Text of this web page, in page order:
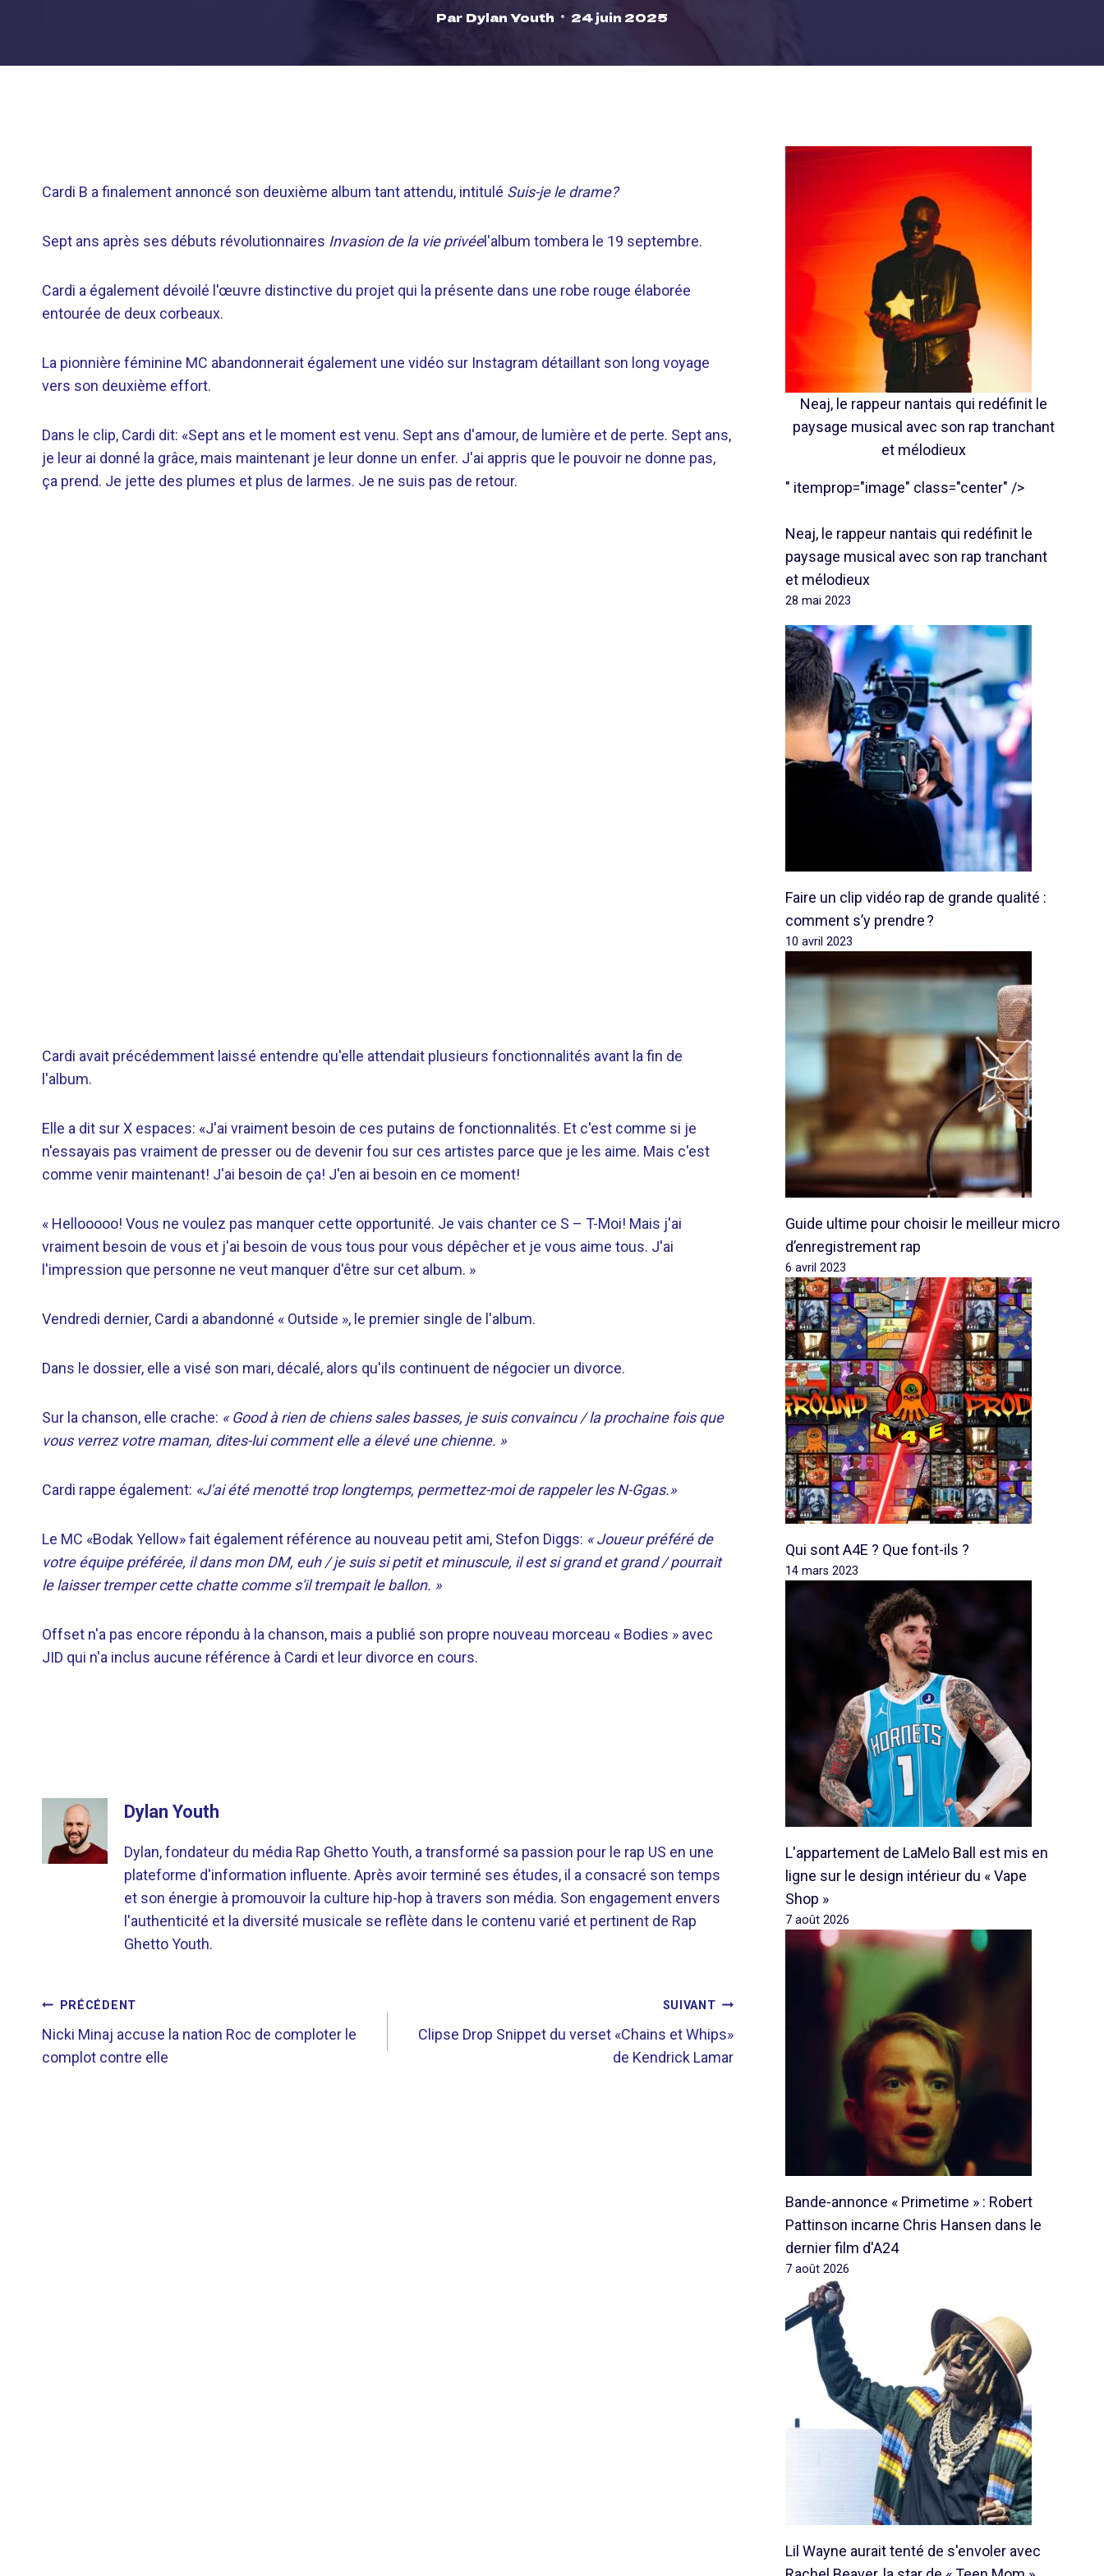
Par Dylan Youth 24 juin 2025
Cardi B a finalement annoncé son deuxième album tant attendu, intitulé Suis-je le drame?
Sept ans après ses débuts révolutionnaires Invasion de la vie privéel'album tombera le 19 septembre.
Cardi a également dévoilé l'œuvre distinctive du projet qui la présente dans une robe rouge élaborée
entourée de deux corbeaux.
La pionnière féminine MC abandonnerait également une vidéo sur Instagram détaillant son long voyage
vers son deuxième effort.
Dans le clip, Cardi dit: «Sept ans et le moment est venu. Sept ans d'amour, de lumière et de perte. Sept ans,
je leur ai donné la grâce, mais maintenant je leur donne un enfer. J'ai appris que le pouvoir ne donne pas,
ça prend. Je jette des plumes et plus de larmes. Je ne suis pas de retour.
Cardi avait précédemment laissé entendre qu'elle attendait plusieurs fonctionnalités avant la fin de
l'album.
Elle a dit sur X espaces: «J'ai vraiment besoin de ces putains de fonctionnalités. Et c'est comme si je
n'essayais pas vraiment de presser ou de devenir fou sur ces artistes parce que je les aime. Mais c'est
comme venir maintenant! J'ai besoin de ça! J'en ai besoin en ce moment!
« Hellooooo! Vous ne voulez pas manquer cette opportunité. Je vais chanter ce S – T-Moi! Mais j'ai
vraiment besoin de vous et j'ai besoin de vous tous pour vous dépêcher et je vous aime tous. J'ai
l'impression que personne ne veut manquer d'être sur cet album. »
Vendredi dernier, Cardi a abandonné « Outside », le premier single de l'album.
Dans le dossier, elle a visé son mari, décalé, alors qu'ils continuent de négocier un divorce.
Sur la chanson, elle crache: « Good à rien de chiens sales basses, je suis convaincu / la prochaine fois que
vous verrez votre maman, dites-lui comment elle a élevé une chienne. »
Cardi rappe également: «J'ai été menotté trop longtemps, permettez-moi de rappeler les N-Ggas.»
Le MC «Bodak Yellow» fait également référence au nouveau petit ami, Stefon Diggs: « Joueur préféré de
votre équipe préférée, il dans mon DM, euh / je suis si petit et minuscule, il est si grand et grand / pourrait
le laisser tremper cette chatte comme s'il trempait le ballon. »
Offset n'a pas encore répondu à la chanson, mais a publié son propre nouveau morceau « Bodies » avec
JID qui n'a inclus aucune référence à Cardi et leur divorce en cours.
Dylan Youth
Dylan, fondateur du média Rap Ghetto Youth, a transformé sa passion pour le rap US en une
plateforme d'information influente. Après avoir terminé ses études, il a consacré son temps
et son énergie à promouvoir la culture hip-hop à travers son média. Son engagement envers
l'authenticité et la diversité musicale se reflète dans le contenu varié et pertinent de Rap
Ghetto Youth.
NAVIGATION
DE
PRÉCÉDENT
Nicki Minaj accuse la nation Roc de comploter le
complot contre elle
SUIVANT
Clipse Drop Snippet du verset «Chains et Whips»
de Kendrick Lamar
Neaj, le rappeur nantais qui redéfinit le
paysage musical avec son rap tranchant
et mélodieux
" itemprop="image" class="center" />
Neaj, le rappeur nantais qui redéfinit le
paysage musical avec son rap tranchant
et mélodieux
28 mai 2023
Faire un clip vidéo rap de grande qualité :
comment s’y prendre ?
10 avril 2023
Guide ultime pour choisir le meilleur micro
d’enregistrement rap
6 avril 2023
Qui sont A4E ? Que font-ils ?
14 mars 2023
L'appartement de LaMelo Ball est mis en
ligne sur le design intérieur du « Vape
Shop »
7 août 2026
Bande-annonce « Primetime » : Robert
Pattinson incarne Chris Hansen dans le
dernier film d'A24
7 août 2026
Lil Wayne aurait tenté de s'envoler avec